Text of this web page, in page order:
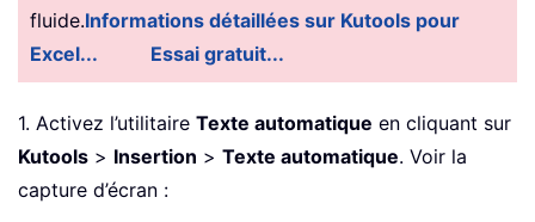
fluide.Informations détaillées sur Kutools pour
Excel...
Essai gratuit...
1. Activez l’utilitaire Texte automatique en cliquant sur
Kutools > Insertion > Texte automatique. Voir la
capture d’écran :